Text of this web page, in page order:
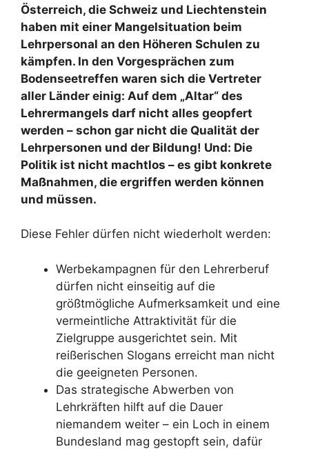
Österreich, die Schweiz und Liechtenstein
haben mit einer Mangelsituation beim
Lehrpersonal an den Höheren Schulen zu
kämpfen. In den Vorgesprächen zum
Bodenseetreffen waren sich die Vertreter
aller Länder einig: Auf dem „Altar“ des
Lehrermangels darf nicht alles geopfert
werden – schon gar nicht die Qualität der
Lehrpersonen und der Bildung! Und: Die
Politik ist nicht machtlos – es gibt konkrete
Maßnahmen, die ergriffen werden können
und müssen.
Diese Fehler dürfen nicht wiederholt werden:
Werbekampagnen für den Lehrerberuf
dürfen nicht einseitig auf die
größtmögliche Aufmerksamkeit und eine
vermeintliche Attraktivität für die
Zielgruppe ausgerichtet sein. Mit
reißerischen Slogans erreicht man nicht
die geeigneten Personen.
Das strategische Abwerben von
Lehrkräften hilft auf die Dauer
niemandem weiter – ein Loch in einem
Bundesland mag gestopft sein, dafür